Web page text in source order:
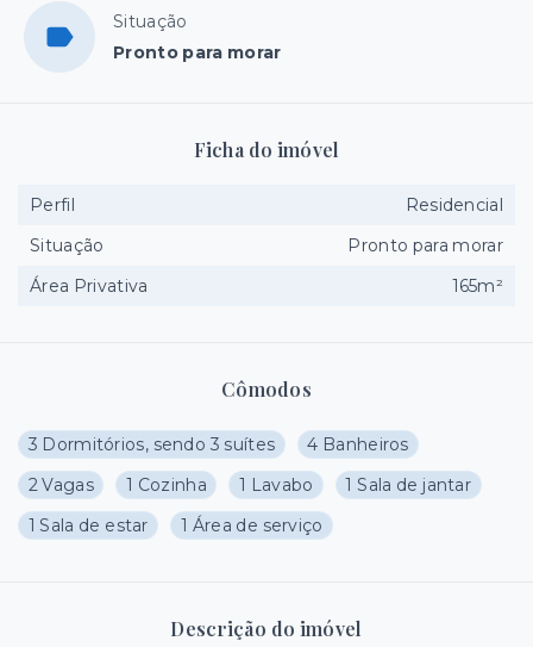
Situação
Pronto para morar
Cômodos
3 Dormitórios, sendo 3 suítes
4 Banheiros
2 Vagas
1 Cozinha 1 Lavabo
1 Sala de jantar
1 Sala de estar
1 Área de serviço
Descrição do imóvel
Ficha do imóvel
Perfil
Residencial
Situação
Pronto para morar
Área Privativa
165m²